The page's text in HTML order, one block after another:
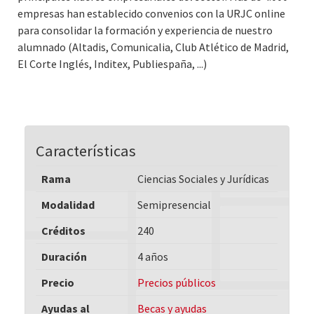
empresas han establecido convenios con la URJC online
para consolidar la formación y experiencia de nuestro
alumnado (Altadis, Comunicalia, Club Atlético de Madrid,
El Corte Inglés, Inditex, Publiespaña, ...)
Características
Rama
Ciencias Sociales y Jurídicas
Modalidad
Semipresencial
Créditos
240
Duración
4 años
Precio
Precios públicos
Ayudas al
Becas y ayudas